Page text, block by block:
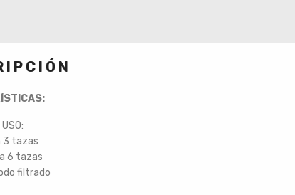
3 tazas
a 6 tazas
filtrado